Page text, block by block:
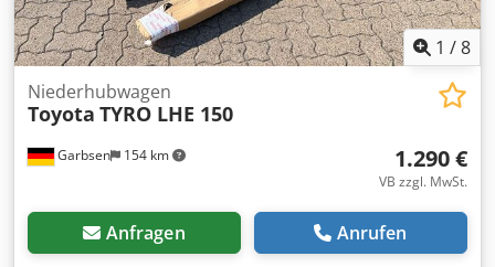
1 /8
Garbsen 154 km
Niederhubwagen
Toyota TYRO LHE 150
1.290 €
VB zzgl. MwSt.
Anfragen Anrufen